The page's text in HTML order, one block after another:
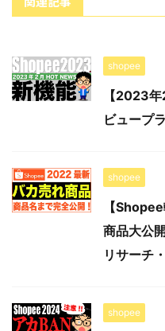
shopee
【2023
ビュープ
shopee
【
商品大公
リサーチ
shopee